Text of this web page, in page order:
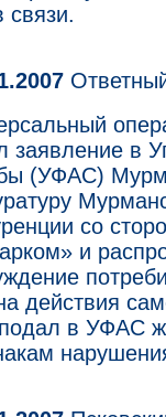
связи.
заявление в
(УФАС)
со
и
действия
в УФАС